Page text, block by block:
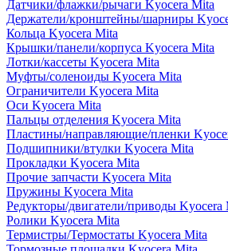
Датчики/флажки/рычаги Kyocera Mita
Держатели/кронштейны/шарниры
Кольца Kyocera Mita
Крышки/панели/корпуса Kyocera Mita
Лотки/кассеты Kyocera Mita
Муфты/соленоиды Kyocera Mita
Ограничители Kyocera Mita
Оси Kyocera Mita
Пальцы отделения Kyocera Mita
Пластины/направляющие/пленки
Подшипники/втулки Kyocera Mita
Прокладки Kyocera Mita
Прочие запчасти Kyocera Mita
Пружины Kyocera Mita
Редукторы/двигатели/приводы Kyocera
Ролики Kyocera Mita
Термистры/Термостаты Kyocera Mita